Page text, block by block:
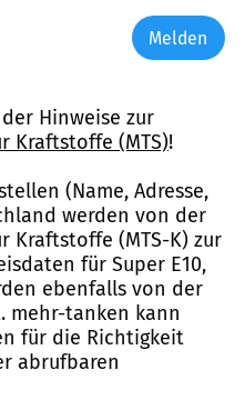
Melden
Hinweise zur
Kraftstoffe (MTS)!
(Name, Adresse,
werden von der
Kraftstoffe (MTS-K) zur
für Super E10,
ebenfalls von der
mehr-tanken kann
für die Richtigkeit
abrufbaren